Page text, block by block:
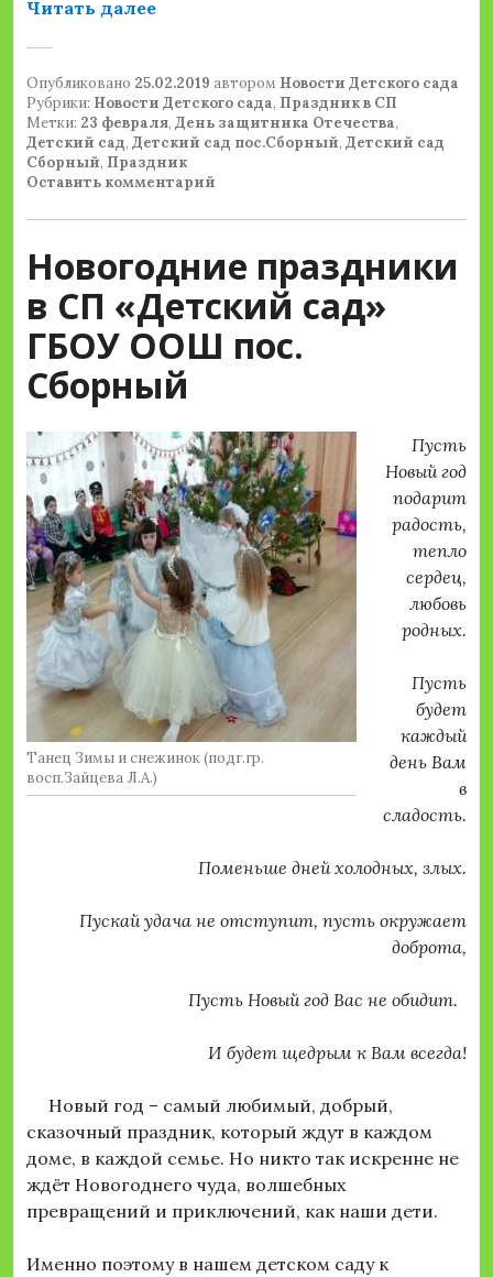
Читать далее«День защитника Отечества в
Опубликовано 25.02.2019 автором Новости Детского сада
Рубрики: Новости Детского сада, Праздник в СП
Метки: 23 февраля, День защитника Отечества,
Детский сад, Детский сад пос.Сборный, Детский сад
Сборный, Праздник
Оставить комментарий
Новогодние праздники
в СП «Детский сад»
ГБОУ ООШ пос.
Сборный
Танец Зимы и снежинок (подг.гр.
восп.Зайцева Л.А.)
Пусть
Новый год
подарит
радость,
тепло
сердец,
любовь
родных.
Пусть
будет
каждый
день Вам
в
сладость.
Поменьше дней холодных, злых.
Пускай удача не отступит, пусть окружает
доброта,
Пусть Новый год Вас не обидит.
И будет щедрым к Вам всегда!
Новый год – самый любимый, добрый,
сказочный праздник, который ждут в каждом
доме, в каждой семье. Но никто так искренне не
ждёт Новогоднего чуда, волшебных
превращений и приключений, как наши дети.
Именно поэтому в нашем детском саду к